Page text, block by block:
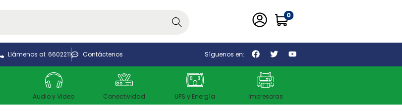
Buscar
0
Llámenos al: 6602211 Contáctenos Síguenos en:
Audio y Video Conectividad UPS y Energía Impresoras